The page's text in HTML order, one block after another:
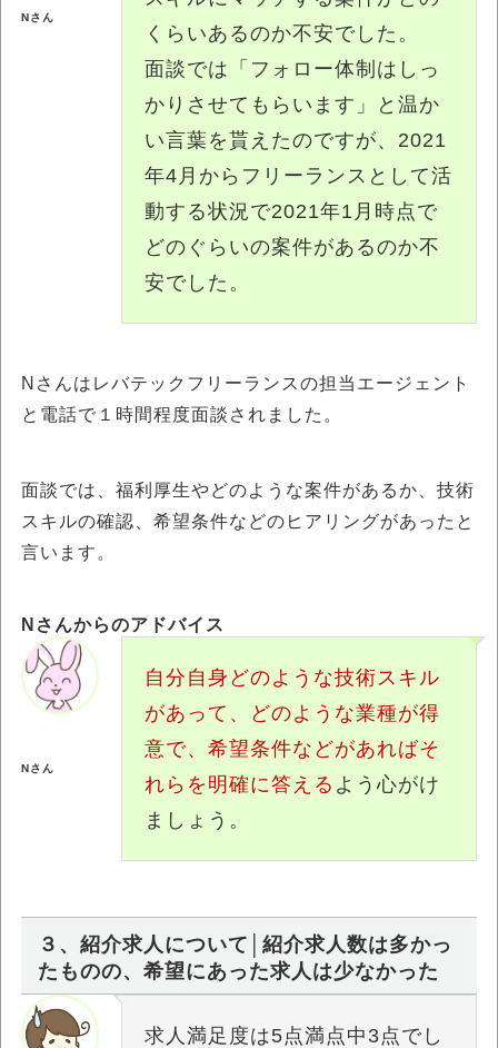
くらいあるのか不安でした。
面談では「フォロー体制はしっ
かりさせてもらいます」と温か
い言葉を貰えたのですが、2021
年4月からフリーランスとして活
動する状況で2021年1月時点で
どのぐらいの案件があるのか不
安でした。
Nさん
Nさんはレバテックフリーランスの担当エージェント
と電話で１時間程度面談されました。
面談では、福利厚生やどのような案件があるか、技術
スキルの確認、希望条件などのヒアリングがあったと
言います。
Nさんからのアドバイス
自分自身どのような技術スキル
があって、どのような業種が得
意で、希望条件などがあればそ
れらを明確に答える よう心がけ
ましょう。
Nさん
３、紹介求人について│紹介求人数は多かっ
たものの、希望にあった求人は少なかった
求人満足度は5点満点中3点でし